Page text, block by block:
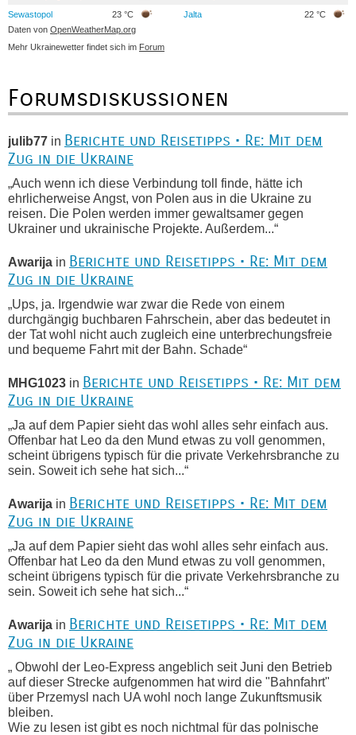
Sewastopol 23 °C Jalta
22 °C
Daten von OpenWeatherMap.org
Mehr Ukrainewetter findet sich im Forum
Forumsdiskussionen
julib77 in Berichte und Reisetipps • Re: Mit dem
Zug in die Ukraine
„Auch wenn ich diese Verbindung toll finde, hätte ich
ehrlicherweise Angst, von Polen aus in die Ukraine zu
reisen. Die Polen werden immer gewaltsamer gegen
Ukrainer und ukrainische Projekte. Außerdem...“
Awarija in Berichte und Reisetipps • Re: Mit dem
Zug in die Ukraine
„Ups, ja. Irgendwie war zwar die Rede von einem
durchgängig buchbaren Fahrschein, aber das bedeutet in
der Tat wohl nicht auch zugleich eine unterbrechungsfreie
und bequeme Fahrt mit der Bahn. Schade“
MHG1023 in Berichte und Reisetipps • Re: Mit dem
Zug in die Ukraine
„Ja auf dem Papier sieht das wohl alles sehr einfach aus.
Offenbar hat Leo da den Mund etwas zu voll genommen,
scheint übrigens typisch für die private Verkehrsbranche zu
sein. Soweit ich sehe hat sich...“
Awarija in Berichte und Reisetipps • Re: Mit dem
Zug in die Ukraine
„Ja auf dem Papier sieht das wohl alles sehr einfach aus.
Offenbar hat Leo da den Mund etwas zu voll genommen,
scheint übrigens typisch für die private Verkehrsbranche zu
sein. Soweit ich sehe hat sich...“
Awarija in Berichte und Reisetipps • Re: Mit dem
Zug in die Ukraine
„ Obwohl der Leo-Express angeblich seit Juni den Betrieb
auf dieser Strecke aufgenommen hat wird die "Bahnfahrt"
über Przemysl nach UA wohl noch lange Zukunftsmusik
bleiben.
Wie zu lesen ist gibt es noch nichtmal für das polnische